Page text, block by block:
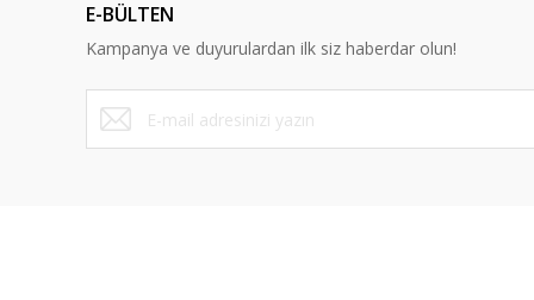
E-BÜLTEN
Kampanya ve duyurulardan ilk siz haberdar olun!